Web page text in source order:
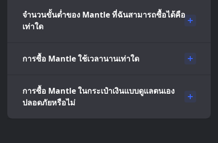
จำนวนขั้นต่ำของ Mantle ที่ฉันสามารถซื้อได้คือ
เท่าใด
การซื้อ Mantle ใช้เวลานานเท่าใด
การซื้อ Mantle ในกระเป๋าเงินแบบดูแลตนเอง
ปลอดภัยหรือไม่